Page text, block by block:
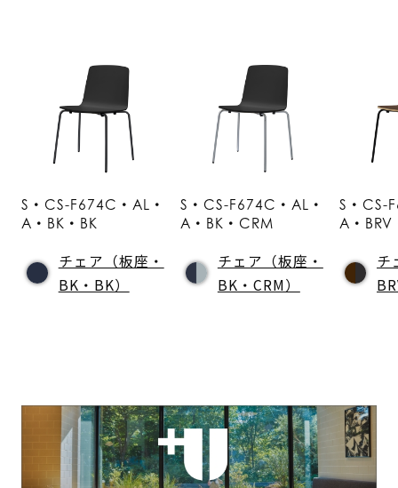
S・CS-F674C・AL・
A・BK・BK
チェア（板座・
BK・BK）
S・CS-F674C・AL・
A・BK・CRM
チェア（板座・
BK・CRM）
S・CS-
A・BRV
チ